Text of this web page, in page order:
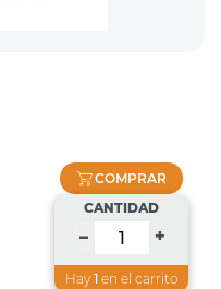
COMPRAR
CANTIDAD
– +
Hay 1 en el carrito